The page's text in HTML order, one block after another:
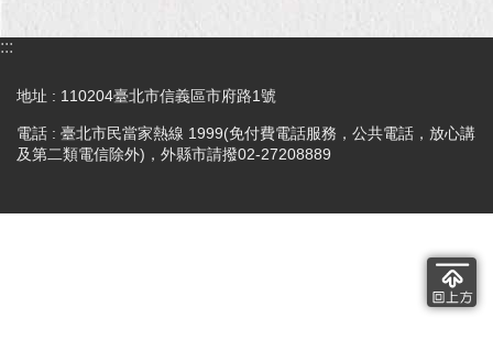
:::
地址 : 110204臺北市信義區市府路1號
電話 : 臺北市民當家熱線 1999(免付費電話服務，公共電話，放心講
及第二類電信除外)，外縣市請撥02-27208889